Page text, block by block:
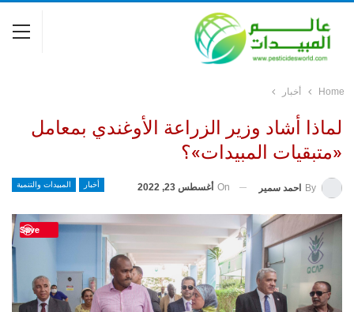
Home أخبار
لماذا أشاد وزير الزراعة الأوغندي بمعامل
«متبقيات المبيدات»؟
أخبار المبيدات والتنمية By احمد سمير On أغسطس 23, 2022
Save